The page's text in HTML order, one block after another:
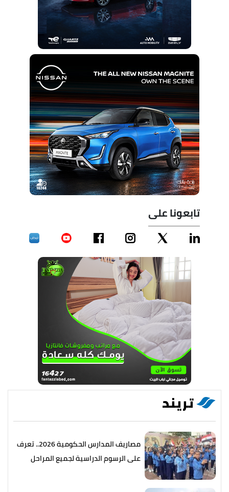
تابعونا على
تريند
مصاريف المدارس الحكومية 2026.. تعرف
على الرسوم الدراسية لجميع المراحل